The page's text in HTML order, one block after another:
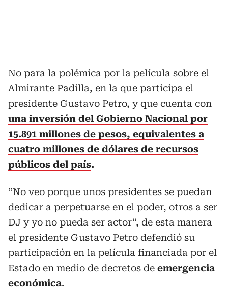
No para la polémica por la película sobre el
Almirante Padilla, en la que participa el
presidente Gustavo Petro, y que cuenta con
una inversión del Gobierno Nacional por
15.891 millones de pesos, equivalentes a
cuatro millones de dólares de recursos
públicos del país.
“No veo porque unos presidentes se puedan
dedicar a perpetuarse en el poder, otros a ser
DJ y yo no pueda ser actor”, de esta manera
el presidente Gustavo Petro defendió su
participación en la película financiada por el
Estado en medio de decretos de emergencia
económica.